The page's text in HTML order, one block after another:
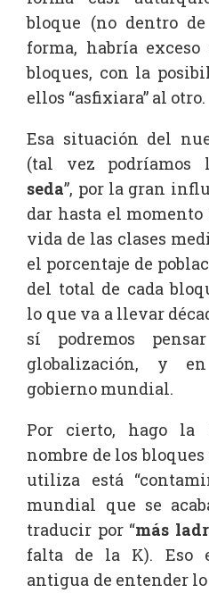
bloque (no dentro
forma, habría exceso
bloques, con la
ellos “asfixiara” al otro.
Esa situación del
(tal vez podríamos
seda”, por la gran
dar hasta el
vida de las clases
el porcentaje de
del total de cada
lo que va a llevar
sí podremos
globalización, y
gobierno mundial.
Por cierto, hago
nombre de los
utiliza está
mundial que se
traducir por “más
falta de la K). Eso
antigua de entender